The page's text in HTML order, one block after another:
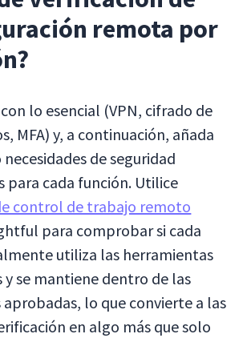
remota por
lo esencial (VPN, cifrado de
MFA) y, a continuación, añada
de seguridad
para cada función. Utilice
control de trabajo remoto
para comprobar si cada
utiliza las herramientas
y se mantiene dentro de las
lo que convierte a las
en algo más que solo